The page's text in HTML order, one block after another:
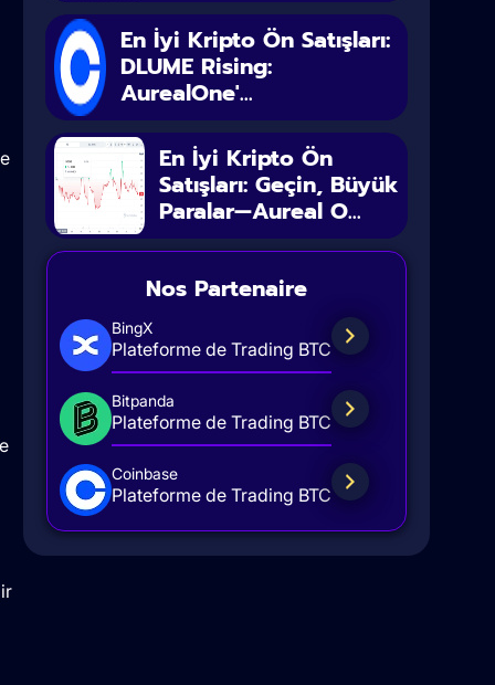
En İyi Kripto Ön Satışları:
DLUME Rising:
AurealOne'...
En İyi Kripto Ön
Satışları: Geçin, Büyük
Paralar—Aureal O...
Nos Partenaire
BingX
Plateforme de Trading BTC
Bitpanda
Plateforme de Trading BTC
Coinbase
Plateforme de Trading BTC